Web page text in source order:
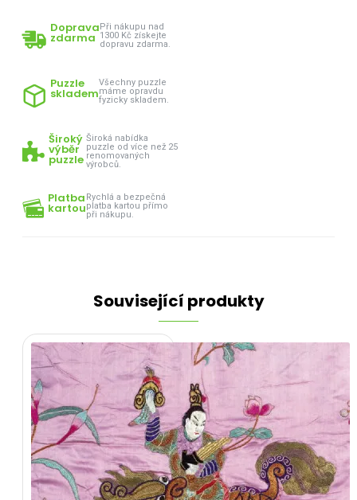
Doprava
zdarma
Při nákupu nad
1300 Kč získejte
dopravu zdarma.
Puzzle
skladem
Všechny puzzle
máme opravdu
fyzicky skladem.
Široký
výběr
puzzle
Široká nabídka
puzzle od více než 25
renomovaných
výrobců.
Platba
kartou
Rychlá a bezpečná
platba kartou přímo
při nákupu.
Související produkty